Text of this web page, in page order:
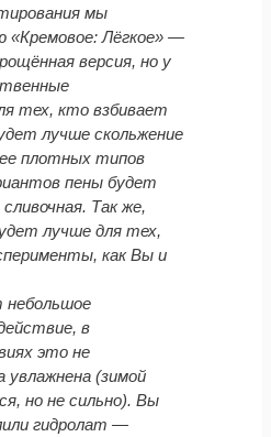
мы
«Кремовое: Лёгкое» —
версия, но у
тех, кто взбивает
лучше скольжение
плотных типов
пены будет
Так же,
лучше для тех,
как Вы и
небольшое
в
это не
(зимой
но не сильно). Вы
гидролат —